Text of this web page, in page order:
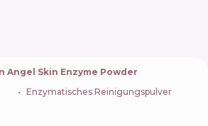
Angel Skin Enzyme Powder
Enzymatisches Reinigungspulver